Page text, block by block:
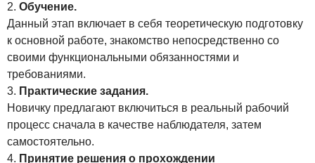
Обучение.
Данный этап включает в себя теоретическую подготовку
к основной работе, знакомство непосредственно со
своими функциональными обязанностями и
требованиями.
Практические задания.
Новичку предлагают включиться в реальный рабочий
процесс сначала в качестве наблюдателя, затем
самостоятельно.
Принятие решения о прохождении